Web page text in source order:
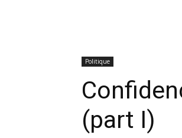
Politique
(part I)